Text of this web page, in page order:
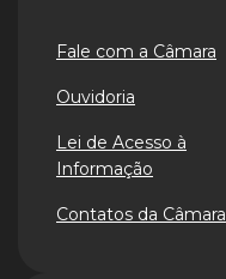
Fale com a Câmara
Ouvidoria
Lei de Acesso à
Informação
Contatos da Câmara